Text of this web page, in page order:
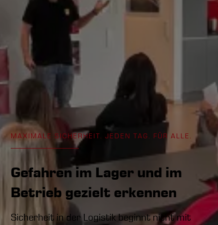
MAXIMALE SICHERHEIT. JEDEN TAG. FÜR ALLE.
Gefahren im Lager und im
Betrieb gezielt erkennen
Sicherheit in der Logistik beginnt nicht mit